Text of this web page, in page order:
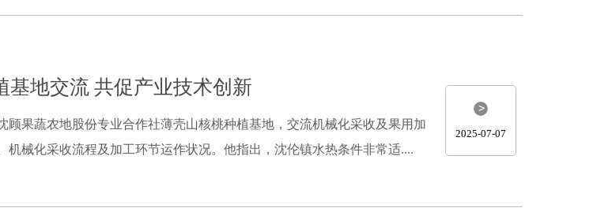
基地交流 共促产业技术创新
果蔬农地股份专业合作社薄壳山核桃种植基地，交流机械化采收及果用加
械化采收流程及加工环节运作状况。他指出，沈伦镇水热条件非常适....
2025-07-07